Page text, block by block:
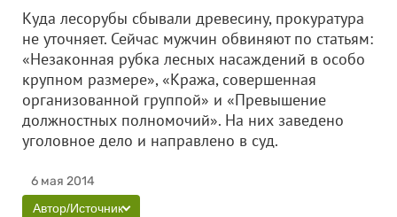
Куда лесорубы сбывали древесину, прокуратура
не уточняет. Сейчас мужчин обвиняют по статьям:
«Незаконная рубка лесных насаждений в особо
крупном размере», «Кража, совершенная
организованной группой» и «Превышение
должностных полномочий». На них заведено
уголовное дело и направлено в суд.
6 мая 2014
Автор/Источник